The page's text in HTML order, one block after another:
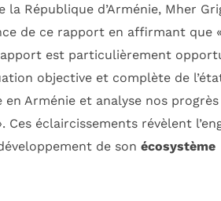
la République d’Arménie, Mher
de ce rapport en affirmant que
est particulièrement
objective et complète de
en Arménie et analyse nos
Ces éclaircissements révèlent
de son écosystème